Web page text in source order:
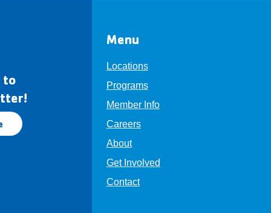
to
Menu
Locations
Programs
Member Info
Careers
About
Get Involved
Contact